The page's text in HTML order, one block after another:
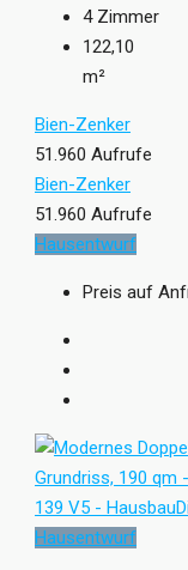
4 Zimmer
122,10
m²
Bien-Zenker
51.960 Aufrufe
Bien-Zenker
51.960 Aufrufe
Hausentwurf
Preis auf
Hausentwurf